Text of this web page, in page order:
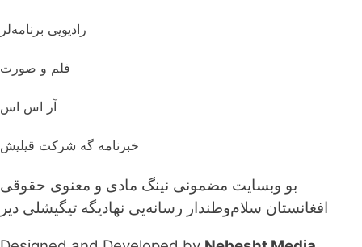
رادیویی برنامه‌لر
فلم و صورت
خبرنامه گه شرکت قیلیش
بو وبسایت مضمونی نینگ مادی و معنوی حقوقی
افغانستان سلام‌وطندار رسانه‌یی نهادیگه تیگیشلی دیر